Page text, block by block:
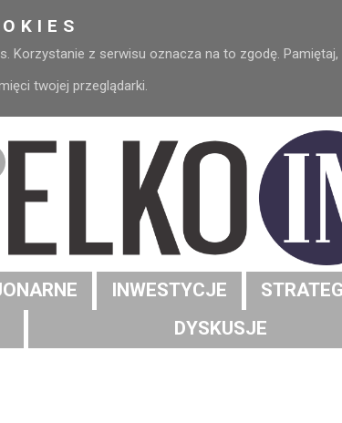
Korzystanie z serwisu oznacza na to zgodę. Pamiętaj,
twojej przeglądarki.
INWESTYCJE
DYSKUSJE